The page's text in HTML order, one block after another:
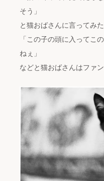
そう」
と猫おばさんに言ってみ
「この子の頭に入ってこ
ねぇ」
などと猫おばさんはファ